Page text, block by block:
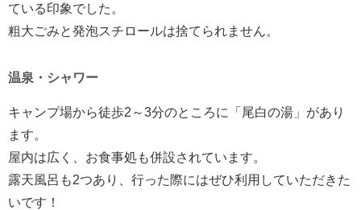
ている印象でした。
粗大ごみと発泡スチロールは捨てられません。
温泉・シャワー
キャンプ場から徒歩2～3分のところに「尾白の湯」があり
ます。
屋内は広く、お食事処も併設されています。
露天風呂も2つあり、行った際にはぜひ利用していただきた
いです！